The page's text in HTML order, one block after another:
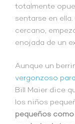
totalmente
sentarse en
cercano,
enojada de un
Aunque un
vergonzoso
Bill Maier dice
los niños
pequeños como